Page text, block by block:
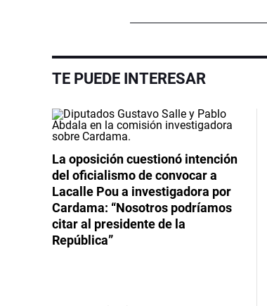
TE PUEDE INTERESAR
La oposición cuestionó intención
del oficialismo de convocar a
Lacalle Pou a investigadora por
Cardama: “Nosotros podríamos
citar al presidente de la
República”